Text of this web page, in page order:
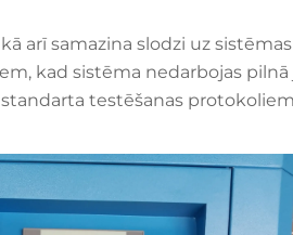
arī samazina slodzi uz
kad sistēma nedarbojas pilnā
testēšanas